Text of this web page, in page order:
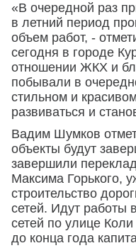
«В очередной раз
в летний период
объем работ, -
сегодня в городе
отношении ЖКХ и
побывали в
стильном и
развиваться и
Вадим Шумков
объекты будут
завершили
Максима Горького,
строительство
сетей. Идут работы
сетей по улице
до конца года